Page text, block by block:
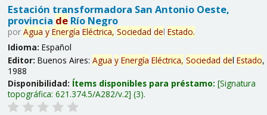
Estación transformadora San Antonio Oeste,
provincia deRío Negro
por Agua y Energía Eléctrica, Sociedad del Estado.
Idioma: Español
Editor: Buenos Aires: Agua y Energía Eléctrica, Sociedad del Estado,
1988
Disponibilidad: Ítems disponibles para préstamo: Signatura
topográfica: 621.374.5/A282/v.2 (3).